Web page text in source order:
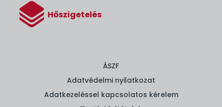
Hőszigetelés
ÁSZF
Adatvédelmi nyilatkozat
Adatkezeléssel kapcsolatos kérelem